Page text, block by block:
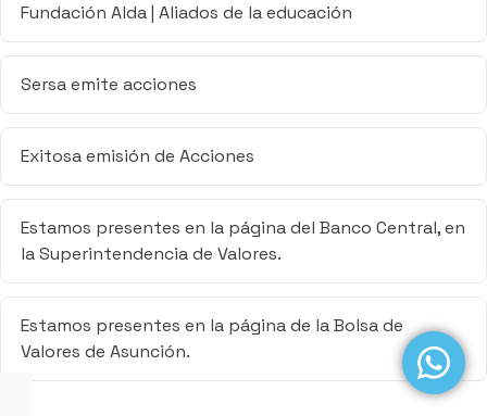
Fundación Alda | Aliados de la educación
Sersa emite acciones
Exitosa emisión de Acciones
Estamos presentes en la página del Banco Central, en
la Superintendencia de Valores.
Estamos presentes en la página de la Bolsa de
Valores de Asunción.